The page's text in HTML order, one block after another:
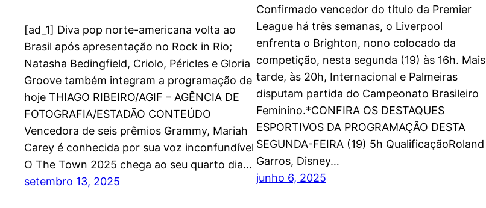
[ad_1] Diva pop norte-americana volta ao
Brasil após apresentação no Rock in Rio;
Natasha Bedingfield, Criolo, Péricles e Gloria
Groove também integram a programação de
hoje THIAGO RIBEIRO/AGIF – AGÊNCIA DE
FOTOGRAFIA/ESTADÃO CONTEÚDO
Vencedora de seis prêmios Grammy, Mariah
Carey é conhecida por sua voz inconfundível
O The Town 2025 chega ao seu quarto dia…
setembro 13, 2025
Confirmado vencedor do título da Premier
League há três semanas, o Liverpool
enfrenta o Brighton, nono colocado da
competição, nesta segunda (19) às 16h. Mais
tarde, às 20h, Internacional e Palmeiras
disputam partida do Campeonato Brasileiro
Feminino.*CONFIRA OS DESTAQUES
ESPORTIVOS DA PROGRAMAÇÃO DESTA
SEGUNDA-FEIRA (19) 5h QualificaçãoRoland
Garros, Disney…
junho 6, 2025